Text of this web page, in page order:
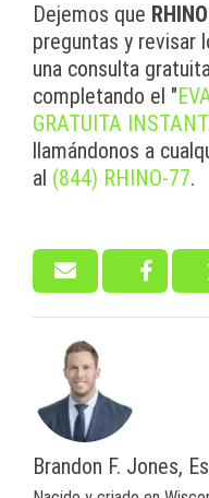
Dejemos que
preguntas y revisar
una consulta
completando el "
GRATUITA
llamándonos a
al (844) RHINO-77.
Brandon F. Jones,